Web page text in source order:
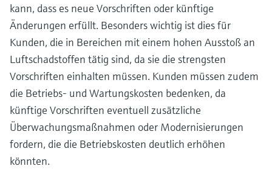
kann, dass es neue Vorschriften oder künftige
Änderungen erfüllt. Besonders wichtig ist dies für
Kunden, die in Bereichen mit einem hohen Ausstoß an
Luftschadstoffen tätig sind, da sie die strengsten
Vorschriften einhalten müssen. Kunden müssen zudem
die Betriebs- und Wartungskosten bedenken, da
künftige Vorschriften eventuell zusätzliche
Überwachungsmaßnahmen oder Modernisierungen
fordern, die die Betriebskosten deutlich erhöhen
könnten.